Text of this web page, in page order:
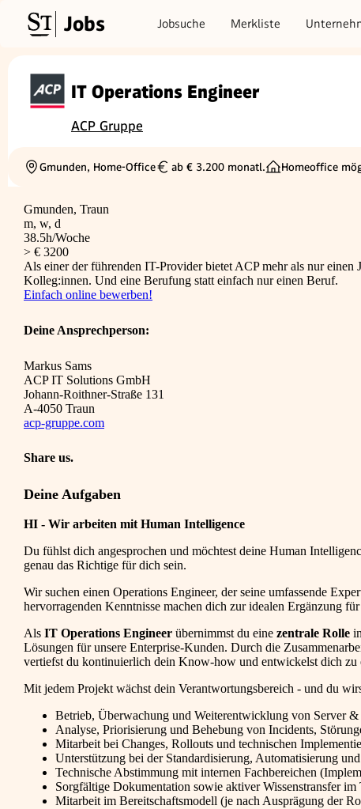
Jobs Jobsuche Merkliste
IT Operations Engineer
ACP Gruppe
Ortschaft
Gmunden, Home-Office
Gehalt
ab € 3.200 monatl. Homeoffice
Gmunden, Traun
m, w, d
38.5h/Woche
> € 3200
Als einer der führenden IT-Provider bietet ACP mehr als nur
Kolleg:innen. Und eine Berufung statt einfach nur einen Beruf.
Einfach online bewerben!
Deine Ansprechperson:
Markus Sams
ACP IT Solutions GmbH
Johann-Roithner-Straße 131
A-4050 Traun
acp-gruppe.com
Share us.
Deine Aufgaben
HI - Wir arbeiten mit Human Intelligence
Du fühlst dich angesprochen und möchtest deine Human
genau das Richtige für dich sein.
Wir suchen einen Operations Engineer, der seine umfassende
hervorragenden Kenntnisse machen dich zur idealen Ergänzung
Als IT Operations Engineer übernimmst du eine zentrale Rolle
Lösungen für unsere Enterprise-Kunden. Durch die
vertiefst du kontinuierlich dein Know-how und entwickelst dich zu
Mit jedem Projekt wächst dein Verantwortungsbereich - und du
Betrieb, Überwachung und Weiterentwicklung von Server
Analyse, Priorisierung und Behebung von Incidents,
Mitarbeit bei Changes, Rollouts und technischen
Unterstützung bei der Standardisierung, Automatisierung
Technische Abstimmung mit internen Fachbereichen
Sorgfältige Dokumentation sowie aktiver Wissenstransfer im
Mitarbeit im Bereitschaftsmodell (je nach Ausprägung der